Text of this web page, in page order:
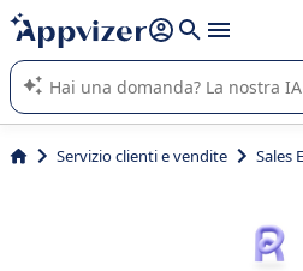
righe con
shift + enter
L'IA di Appvizer vi guida nell'utilizzo o
software SaaS per la vostra azienda.
Servizio clienti e vendite Sales